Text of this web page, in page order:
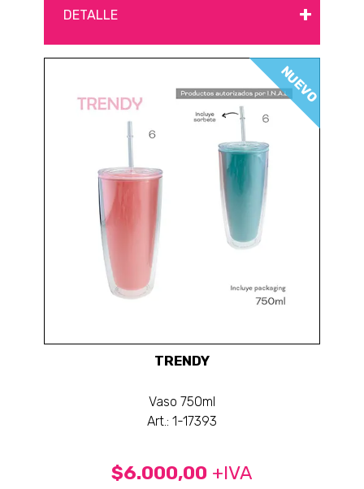
DETALLE +
NUEVO
TRENDY
Vaso 750ml
Art.: 1-17393
$6.000,00 +IVA